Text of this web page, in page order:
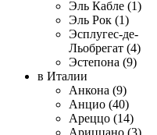
Эль Кабле (1)
Эль Рок (1)
Эсплугес-де-
Льобрегат (4)
Эстепона (9)
в Италии
Анкона (9)
Анцио (40)
Ареццо (14)
Ариццано (3)